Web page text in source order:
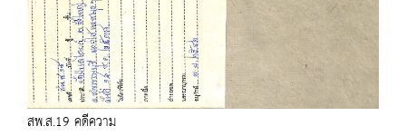
สพ.ส.19 คดีความ